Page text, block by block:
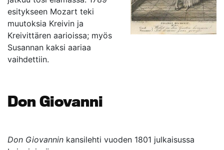
esitykseen Mozart teki
muutoksia Kreivin ja
Kreivittären aarioissa; myös
Susannan kaksi aariaa
vaihdettiin.
Don Giovanni
Don Giovannin kansilehti vuoden 1801 julkaisussa